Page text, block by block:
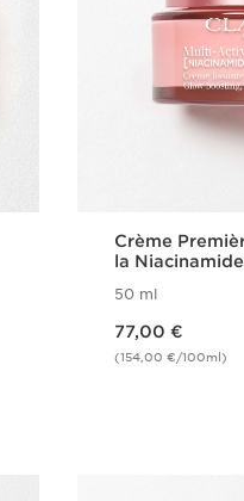
Crème
la
50 ml
77,00 €
(154,00 €/100ml)